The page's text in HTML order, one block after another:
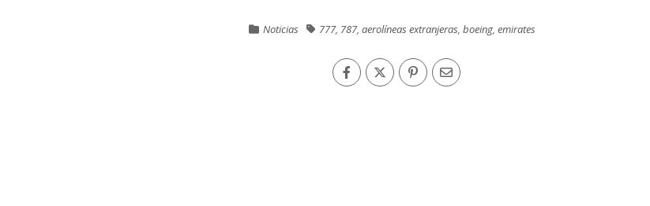
Noticias 777, 787, aerolíneas extranjeras boeing emirates